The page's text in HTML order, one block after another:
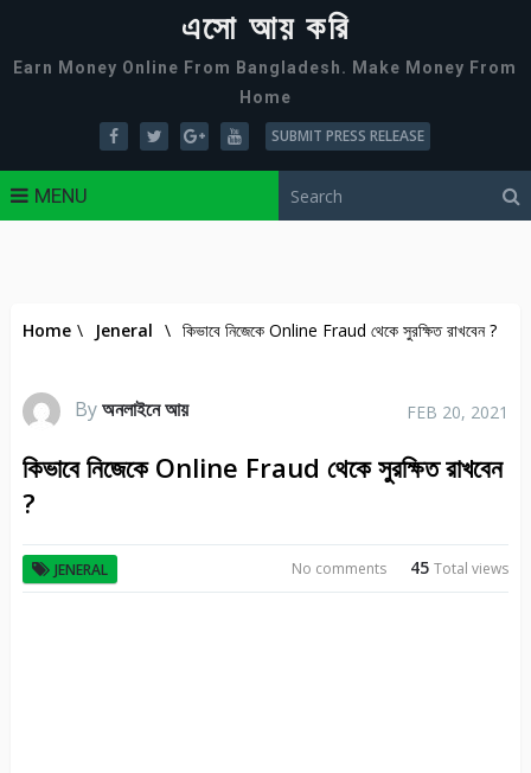
এসো আয় করি
Earn Money Online From Bangladesh. Make Money From
Home
SUBMIT PRESS RELEASE
MENU
Home \ Jeneral \ কিভাবে নিজেকে Online Fraud থেকে সুরক্ষিত রাখবেন ?
Byঅনলাইনে আয় FEB 20, 2021
কিভাবে নিজেকে Online Fraud থেকে সুরক্ষিত রাখবেন
?
JENERAL 45Total views
No comments